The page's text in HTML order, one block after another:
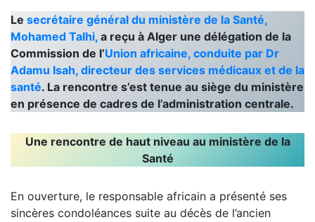
Le secrétaire général du ministère de la Santé,
Mohamed Talhi, a reçu à Alger une délégation de la
Commission de l’Union africaine, conduite par Dr
Adamu Isah, directeur des services médicaux et de la
santé. La rencontre s’est tenue au siège du ministère
en présence de cadres de l’administration centrale.
Une rencontre de haut niveau au ministère de la
Santé
En ouverture, le responsable africain a présenté ses
sincères condoléances suite au décès de l’ancien